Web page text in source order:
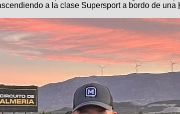
a la clase Supersport a bordo de una